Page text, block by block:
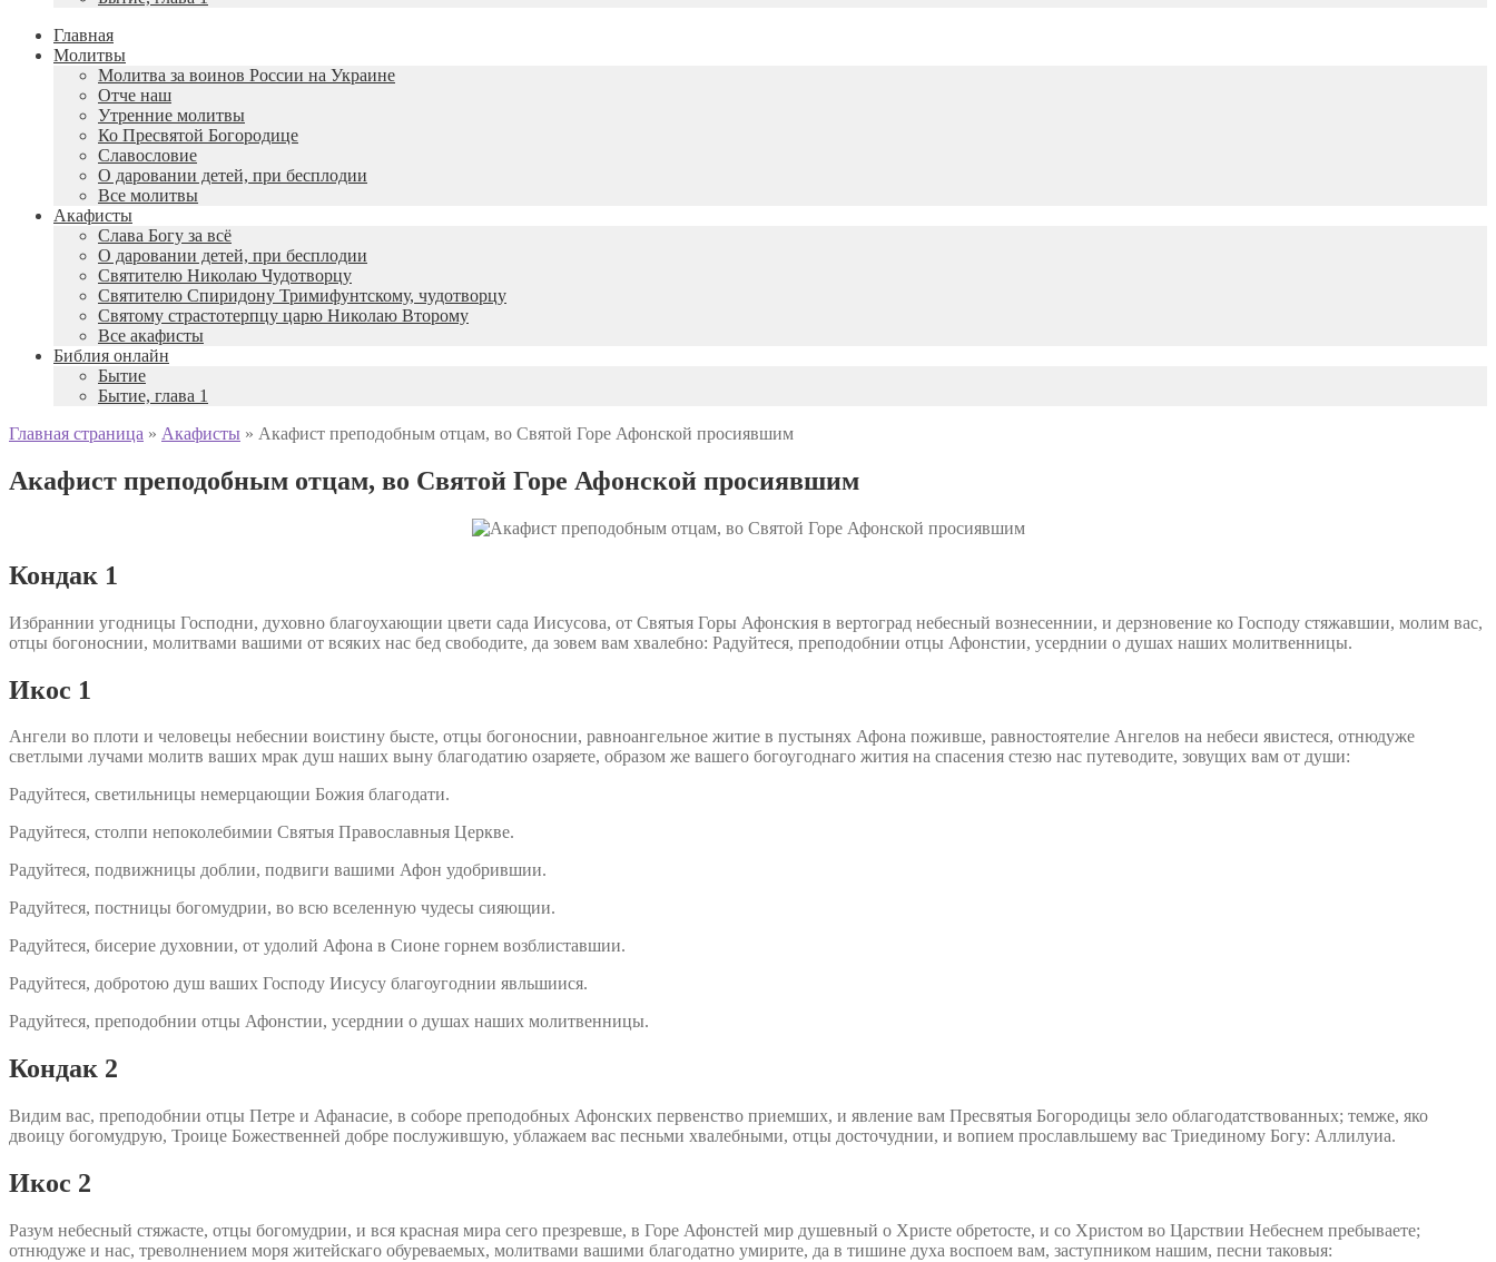
Главная
Молитвы
Молитва за воинов России на Украине
Отче наш
Утренние молитвы
Ко Пресвятой Богородице
Славословие
О даровании детей, при бесплодии
Вcе молитвы
Акафисты
Слава Богу за всё
О даровании детей, при бесплодии
Святителю Николаю Чудотворцу
Святителю Спиридону Тримифунтскому, чудотворцу
Святому страстотерпцу царю Николаю Второму
Все акафисты
Библия онлайн
Бытие
Бытие, глава 1
Главная страница » Акафисты » Акафист преподобным отцам, во Святой Горе Афонской просиявшим
Акафист преподобным отцам, во Святой Горе Афонской просиявшим
Кондак 1
Избраннии угодницы Господни, духовно благоухающии цвети сада Иисусова, от Святыя Горы Афонския в вертоград небесный вознесеннии, и дерзновение ко Господу стяжавшии, молим вас,
отцы богоноснии, молитвами вашими от всяких нас бед свободите, да зовем вам хвалебно: Радуйтеся, преподобнии отцы Афонстии, усерднии о душах наших молитвенницы.
Икос 1
Ангели во плоти и человецы небеснии воистину бысте, отцы богоноснии, равноангельное житие в пустынях Афона поживше, равностоятелие Ангелов на небеси явистеся, отнюдуже
светлыми лучами молитв ваших мрак душ наших выну благодатию озаряете, образом же вашего богоугоднаго жития на спасения стезю нас путеводите, зовущих вам от души:
Радуйтеся, светильницы немерцающии Божия благодати.
Радуйтеся, столпи непоколебимии Святыя Православныя Церкве.
Радуйтеся, подвижницы доблии, подвиги вашими Афон удобрившии.
Радуйтеся, постницы богомудрии, во всю вселенную чудесы сияющии.
Радуйтеся, бисерие духовнии, от удолий Афона в Сионе горнем возблиставшии.
Радуйтеся, добротою душ ваших Господу Иисусу благоугоднии явльшиися.
Радуйтеся, преподобнии отцы Афонстии, усерднии о душах наших молитвенницы.
Кондак 2
Видим вас, преподобнии отцы Петре и Афанасие, в соборе преподобных Афонских первенство приемших, и явление вам Пресвятыя Богородицы зело облагодатствованных; темже, яко
двоицу богомудрую, Троице Божественней добре послужившую, ублажаем вас песньми хвалебными, отцы досточуднии, и вопием прославльшему вас Триединому Богу: Аллилуиа.
Икос 2
Разум небесный стяжасте, отцы богомудрии, и вся красная мира сего презревше, в Горе Афонстей мир душевный о Христе обретосте, и со Христом во Царствии Небеснем пребываете;
отнюдуже и нас, треволнением моря житейскаго обуреваемых, молитвами вашими благодатно умирите, да в тишине духа воспоем вам, заступником нашим, песни таковыя: